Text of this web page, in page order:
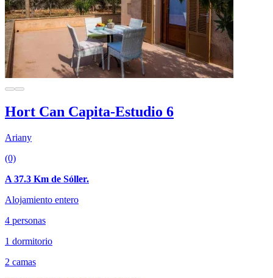
Hort Can Capita-Estudio 6
Ariany
(0)
A 37.3 Km de Sóller.
Alojamiento entero
4 personas
1 dormitorio
2 camas